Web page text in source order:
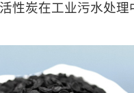
性炭在工业污水处理